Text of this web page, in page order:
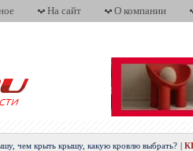
На сайт О компании
чем крыть крышу, какую кровлю выбрать?